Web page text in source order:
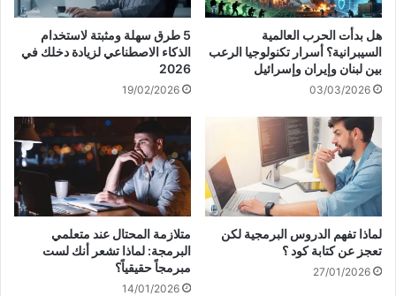
هل بدأت الحرب العالمية
السيبرانية؟ أسرار تكنولوجيا الرعب
بين لبنان وإيران وإسرائيل
03/03/2026
5 طرق سهلة ومثبتة لاستخدام
الذكاء الاصطناعي لزيادة دخلك في
2026
19/02/2026
لماذا تفهم الدروس البرمجية لكن
تعجز عن كتابة كود ؟
27/01/2026
متلازمة المحتال عند متعلمي
البرمجة: لماذا تشعر أنك لست
مبرمجاً حقيقياً؟
14/01/2026